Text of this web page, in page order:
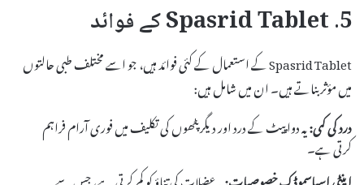
5. Spasrid Tablet کے فوائد
Spasrid Tablet کے استعمال کے کئی فوائد ہیں، جو اسے مختلف طبی حالتوں
میں مؤثر بناتے ہیں۔ ان میں شامل ہیں:
درد کی کمی:یہ دوا پیٹ کے درد اور دیگر پٹھوں کی تکلیف میں فوری آرام فراہم
کرتی ہے۔